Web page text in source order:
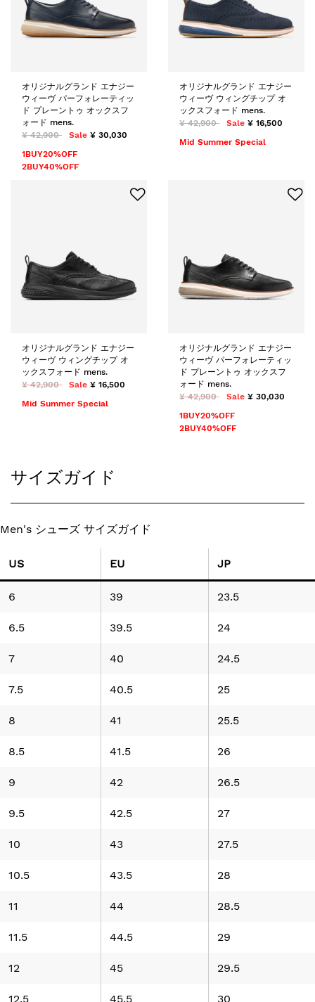
オリジナルグランド エナジー
ウィーヴ パーフォレーティッ
ド プレーントゥ オックスフ
ォード mens.
¥ 42,900
Sale ¥ 30,030
1BUY20%OFF
2BUY40%OFF
オリジナルグランド エナジー
ウィーヴ ウィングチップ オ
ックスフォード mens.
¥ 42,900
Sale ¥ 16,500
Mid Summer Special
オリジナルグランド エナジー
ウィーヴ ウィングチップ オ
ックスフォード mens.
¥ 42,900
Sale ¥ 16,500
Mid Summer Special
オリジナルグランド エナジー
ウィーヴ パーフォレーティッ
ド プレーントゥ オックスフ
ォード mens.
¥ 42,900
Sale ¥ 30,030
1BUY20%OFF
2BUY40%OFF
サイズガイド
Men's シューズ サイズガイド
US EU JP
6 39 23.5
6.5 39.5 24
7 40 24.5
7.5 40.5 25
8 41 25.5
8.5 41.5 26
9 42 26.5
9.5 42.5 27
10 43 27.5
10.5 43.5 28
11 44 28.5
11.5 44.5 29
12 45 29.5
12.5 45.5 30